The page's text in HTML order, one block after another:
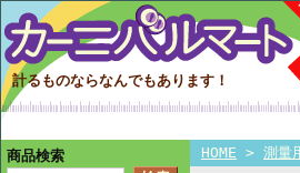
計るものならなんでもあります！
商品検索
HOME > 測量